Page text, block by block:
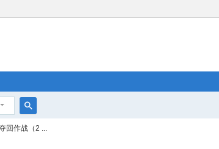
搜
回作战（2 ...